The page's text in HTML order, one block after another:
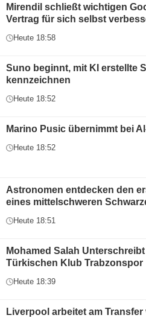
Mirendil schließt wichtigen
Vertrag für sich selbst
Heute 18:58
Suno beginnt, mit KI erstellte
kennzeichnen
Heute 18:52
Marino Pusic übernimmt bei
Heute 18:52
Astronomen entdecken den
eines mittelschweren
Heute 18:51
Mohamed Salah
Türkischen Klub Trabzonspor
Heute 18:39
Liverpool arbeitet am Transfer